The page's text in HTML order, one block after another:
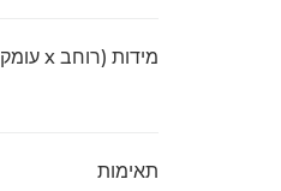
מידות (רוחב x עומק x אורך)
תאימות